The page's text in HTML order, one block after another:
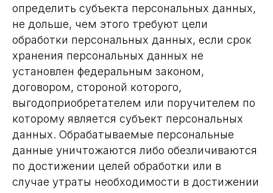
определить субъекта персональных данных,
не дольше, чем этого требуют цели
обработки персональных данных, если срок
хранения персональных данных не
установлен федеральным законом,
договором, стороной которого,
выгодоприобретателем или поручителем по
которому является субъект персональных
данных. Обрабатываемые персональные
данные уничтожаются либо обезличиваются
по достижении целей обработки или в
случае утраты необходимости в достижении